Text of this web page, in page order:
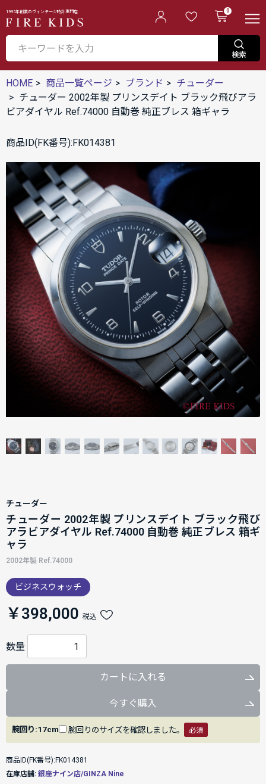
1995年創業のヴィンテージ時計専門店 0
HOME 商品一覧ページ ブランド
チューダー
チューダー 2002年製 プリンスデイト ブラック飛びアラ
ビアダイヤル Ref.74000 自動巻 純正ブレス 箱ギャラ
商品ID(FK番号):FK014381
チューダー
チューダー 2002年製 プリンスデイト ブラック飛び
アラビアダイヤル Ref.74000 自動巻 純正ブレス 箱ギ
ャラ
2002年製 Ref.74000
ビジネスウォッチ
￥398,000 税込
数量
カートに入れる
今すぐ購入
腕回り:17cm 腕回りのサイズを確認しました。 必須
商品ID(FK番号):FK014381
在庫店舗: 銀座ナイン店/GINZA Nine